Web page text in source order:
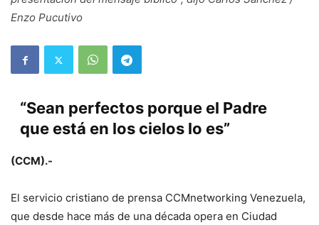
Enzo Pucutivo
“Sean perfectos porque el Padre
que está en los cielos lo es”
(CCM).-
El servicio cristiano de prensa CCMnetworking Venezuela,
que desde hace más de una década opera en Ciudad